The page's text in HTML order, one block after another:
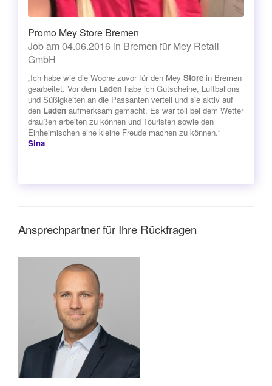
Promo Mey Store Bremen
Job am 04.06.2016 in Bremen für Mey Retail
GmbH
„Ich habe wie die Woche zuvor für den Mey Store in Bremen
gearbeitet. Vor dem Laden habe ich Gutscheine, Luftballons
und Süßigkeiten an die Passanten verteil und sie aktiv auf
den Laden aufmerksam gemacht. Es war toll bei dem Wetter
draußen arbeiten zu können und Touristen sowie den
Einheimischen eine kleine Freude machen zu können.“
Sina
Ansprechpartner für Ihre Rückfragen